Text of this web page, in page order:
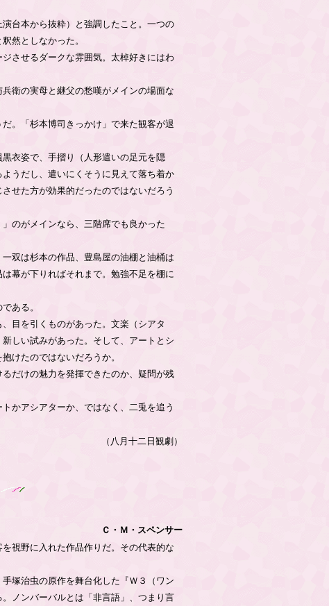
台本から抜粋）と強調したこと。一つの
然としなかった。
させるダークな雰囲気。太棹好きにはわ
衛の実母と継父の愁嘆がメインの場面な
。「杉本博司きっかけ」で来た観客が退
衣姿で、手摺り（人形遣いの足元を隠
うだし、遣いにくそうに見えて落ち着か
せた方が効果的だったのではないだろう
のがメインなら、三階席でも良かった
双は杉本の作品、豊島屋の油棚と油桶は
幕が下りればそれまで。勉強不足を棚に
ある。
目を引くものがあった。文楽（シアタ
しい試みがあった。そして、アートとシ
けたのではないだろうか。
だけの魅力を発揮できたのか、疑問が残
かアシアターか、ではなく、二兎を追う
（八月十二日観劇）
Ｃ・Ｍ・スペンサー
視野に入れた作品作りだ。その代表的な
塚治虫の原作を舞台化した『Ｗ３（ワン
ノンバーバルとは「非言語」、つまり言